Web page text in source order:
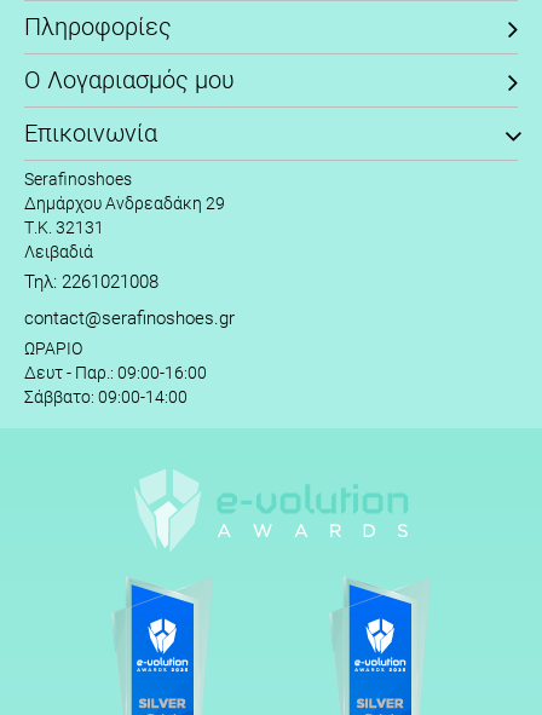
Πληροφορίες
Ο Λογαριασμός μου
Επικοινωνία
Serafinoshoes
Δημάρχου Ανδρεαδάκη 29
Τ.Κ. 32131
Λειβαδιά
Τηλ: 2261021008
contact@serafinoshoes.gr
ΩΡΑΡΙΟ
Δευτ - Παρ.: 09:00-16:00
Σάββατο: 09:00-14:00